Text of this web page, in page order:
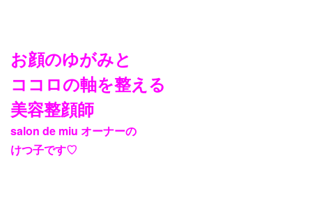
お顔のゆがみと
ココロの軸を整える
美容整顔師
salon de miu オーナーの
けつ子です♡